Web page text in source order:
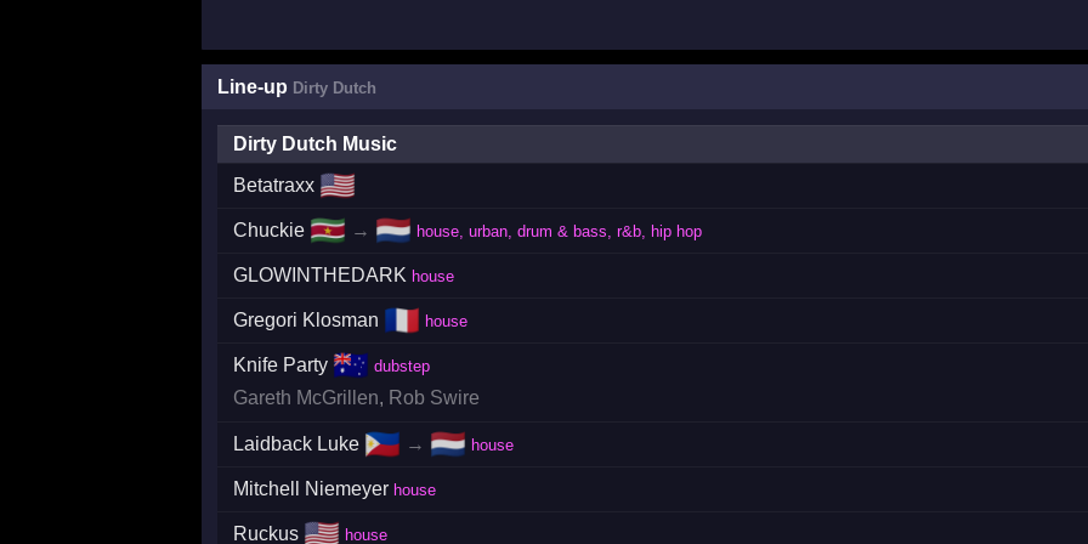
Line-up Dirty Dutch
Dirty Dutch Music
Betatraxx 🇺🇸
Chuckie 🇸🇷 → 🇳🇱 house, urban, drum & bass, r&b, hip hop
GLOWINTHEDARK house
Gregori Klosman 🇫🇷 house
Knife Party 🇦🇺 dubstep
Gareth McGrillen, Rob Swire
Laidback Luke 🇵🇭 → 🇳🇱 house
Mitchell Niemeyer house
Ruckus 🇺🇸 house